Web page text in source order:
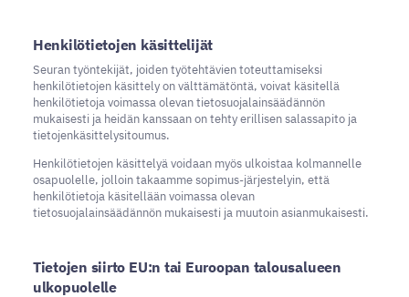
Henkilötietojen käsittelijät
Seuran työntekijät, joiden työtehtävien toteuttamiseksi
henkilötietojen käsittely on välttämätöntä, voivat käsitellä
henkilötietoja voimassa olevan tietosuojalainsäädännön
mukaisesti ja heidän kanssaan on tehty erillisen salassapito ja
tietojenkäsittelysitoumus.
Henkilötietojen käsittelyä voidaan myös ulkoistaa kolmannelle
osapuolelle, jolloin takaamme sopimus-järjestelyin, että
henkilötietoja käsitellään voimassa olevan
tietosuojalainsäädännön mukaisesti ja muutoin asianmukaisesti.
Tietojen siirto EU:n tai Euroopan talousalueen
ulkopuolelle